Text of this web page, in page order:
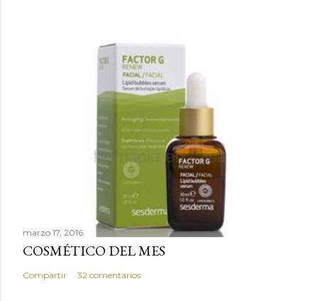
marzo 17, 2016
COSMÉTICO DEL MES
Compartir 32 comentarios